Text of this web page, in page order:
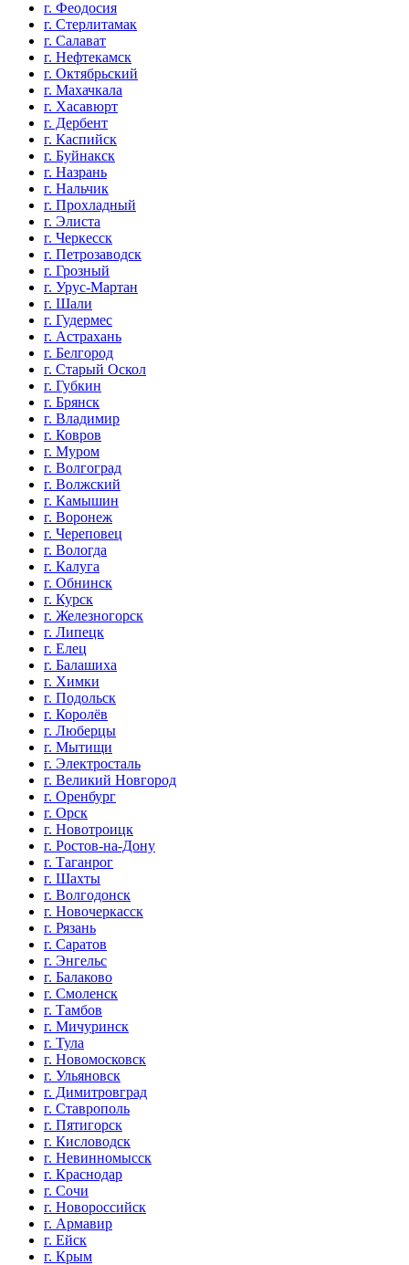
г. Феодосия
г. Стерлитамак
г. Салават
г. Нефтекамск
г. Октябрьский
г. Махачкала
г. Хасавюрт
г. Дербент
г. Каспийск
г. Буйнакск
г. Назрань
г. Нальчик
г. Прохладный
г. Элиста
г. Черкесск
г. Петрозаводск
г. Грозный
г. Урус-Мартан
г. Шали
г. Гудермес
г. Астрахань
г. Белгород
г. Старый Оскол
г. Губкин
г. Брянск
г. Владимир
г. Ковров
г. Муром
г. Волгоград
г. Волжский
г. Камышин
г. Воронеж
г. Череповец
г. Вологда
г. Калуга
г. Обнинск
г. Курск
г. Железногорск
г. Липецк
г. Елец
г. Балашиха
г. Химки
г. Подольск
г. Королёв
г. Люберцы
г. Мытищи
г. Электросталь
г. Великий Новгород
г. Оренбург
г. Орск
г. Новотроицк
г. Ростов-на-Дону
г. Таганрог
г. Шахты
г. Волгодонск
г. Новочеркасск
г. Рязань
г. Саратов
г. Энгельс
г. Балаково
г. Смоленск
г. Тамбов
г. Мичуринск
г. Тула
г. Новомосковск
г. Ульяновск
г. Димитровград
г. Ставрополь
г. Пятигорск
г. Кисловодск
г. Невинномысск
г. Краснодар
г. Сочи
г. Новороссийск
г. Армавир
г. Ейск
г. Крым